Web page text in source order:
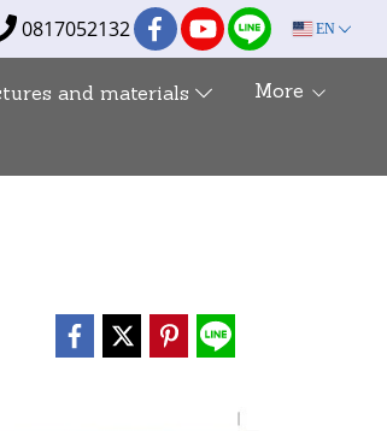
0817052132 EN
and materials More